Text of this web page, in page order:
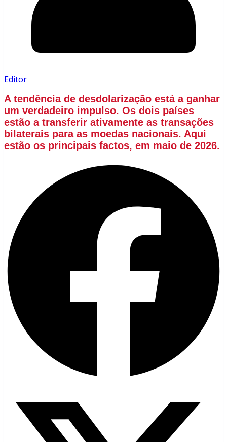
Editor
A tendência de desdolarização está a ganhar
um verdadeiro impulso. Os dois países
estão a transferir ativamente as transações
bilaterais para as moedas nacionais. Aqui
estão os principais factos, em maio de 2026.